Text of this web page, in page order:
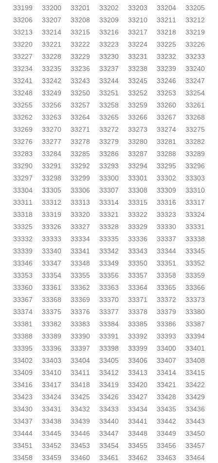
33199
33200 33201 33202 33203 33204
33205
33206
33207 33208 33209 33210 33211
33212
33213
33214 33215 33216 33217 33218
33219
33220
33221 33222 33223 33224 33225
33226
33227
33228 33229 33230 33231 33232
33233
33234
33235 33236 33237 33238 33239
33240
33241
33242 33243 33244 33245 33246
33247
33248
33249 33250 33251 33252 33253
33254
33255
33256 33257 33258 33259 33260
33261
33262
33263 33264 33265 33266 33267
33268
33269
33270 33271 33272 33273 33274
33275
33276
33277 33278 33279 33280 33281
33282
33283
33284 33285 33286 33287 33288
33289
33290
33291 33292 33293 33294 33295
33296
33297
33298 33299 33300 33301 33302
33303
33304
33305 33306 33307 33308 33309
33310
33311
33312 33313 33314 33315 33316
33317
33318
33319 33320 33321 33322 33323
33324
33325
33326 33327 33328 33329 33330
33331
33332
33333 33334 33335 33336 33337
33338
33339
33340 33341 33342 33343 33344
33345
33346
33347 33348 33349 33350 33351
33352
33353
33354 33355 33356 33357 33358
33359
33360
33361 33362 33363 33364 33365
33366
33367
33368 33369 33370 33371 33372
33373
33374
33375 33376 33377 33378 33379
33380
33381
33382 33383 33384 33385 33386
33387
33388
33389 33390 33391 33392 33393
33394
33395
33396 33397 33398 33399 33400
33401
33402
33403 33404 33405 33406 33407
33408
33409
33410 33411 33412 33413 33414
33415
33416
33417 33418 33419 33420 33421
33422
33423
33424 33425 33426 33427 33428
33429
33430
33431 33432 33433 33434 33435
33436
33437
33438 33439 33440 33441 33442
33443
33444
33445 33446 33447 33448 33449
33450
33451
33452 33453 33454 33455 33456
33457
33458
33459 33460 33461 33462 33463
33464